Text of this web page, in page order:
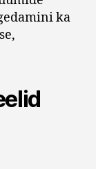
ka